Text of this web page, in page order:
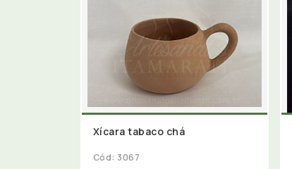
Xícara tabaco chá
Cód: 3067